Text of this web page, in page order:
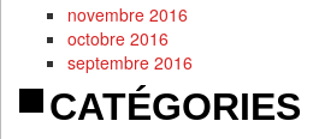
novembre 2016
octobre 2016
septembre 2016
CATÉGORIES